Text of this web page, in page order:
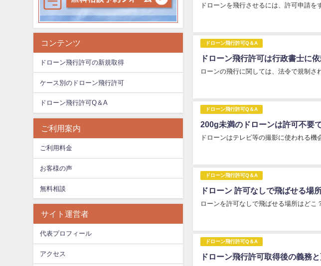
ドローンを飛行させるには、許可申請
ドローン飛行許可Q＆A
ドローン飛行許可は行政書士に
ローンの飛行に関しては、法令で規制さ
ドローン飛行許可Q＆A
200g未満のドローンは許可不要
ドローンはテレビ等の撮影に使われる
ドローン飛行許可Q＆A
ドローン 許可なしで飛ばせる場
ローンを許可なしで飛ばせる場所はどこ
ドローン飛行許可Q＆A
ドローン飛行許可取得後の義務
コンテンツ
ドローン飛行許可の新規取得
ケース別のドローン飛行許可
ドローン飛行許可Q＆A
ご利用案内
ご利用料金
お客様の声
無料相談
サイト運営者
代表プロフィール
アクセス